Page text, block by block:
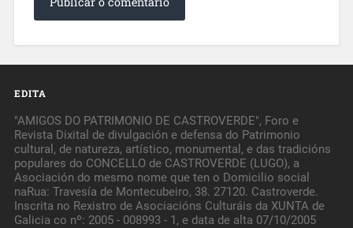
EDITA
"AMIGOS DO PATRIMONIO DE CASTROVERDE", Foro e
Revista Dixital de divulgación e defensa do Patrimonio
cultural, de natureza, artístico, monumental, e das tradicións
populares do CONCELLO de CASTROVERDE (LUGO), a
Asociación do mesmo nome que ten o Domicilio social
naRua: Travesía de Montecubeiro, 38. 27120. Castroverde.
Inscrita no Rexistro de Asociacións Culturáis da XUNTA de
Galicia co nº: 2005 - 008993 - 1, e data de alta 07/10/2005